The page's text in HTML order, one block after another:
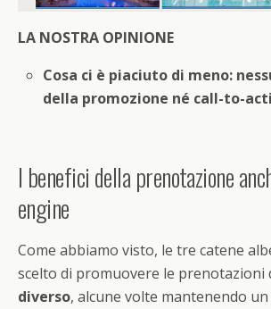
LA NOSTRA OPINIONE
Cosa ci è piaciuto di meno:
della promozione né call-to-
I benefici della prenotazione
engine
Come abbiamo visto, le tre catene
scelto di promuovere le prenotazioni
diverso, alcune volte mantenendo